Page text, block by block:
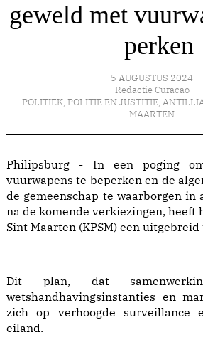
geweld met
perken
5 AUGUSTUS 2024
Redactie Curacao
POLITIEK, POLITIE EN JUSTITIE,
MAARTEN
Philipsburg - In een poging
vuurwapens te beperken en de
de gemeenschap te waarborgen in
na de komende verkiezingen, heeft
Sint Maarten (KPSM) een
Dit plan, dat
wetshandhavingsinstanties en
zich op verhoogde surveillance
eiland.